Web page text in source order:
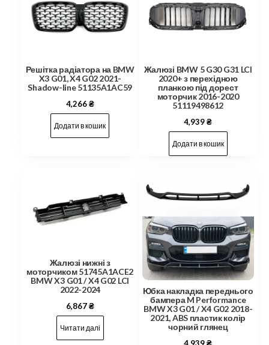
Решітка радіатора на BMW
X3 G01, X4 G02 2021-
Shadow-line 51135A1AC59
4,266₴
Додати в кошик
Жалюзі BMW 5 G30 G31 LCI
2020+ з перехідною
планкою під дорест
моторчик 2016-2020
51119498612
4,939₴
Додати в кошик
Жалюзі нижні з
моторчиком 51745A1ACE2
BMW X3 G01 / X4 G02 LCI
2022-2024
6,867₴
Читати далі
Юбка накладка переднього
бампера M Performance
BMW X3 G01 / X4 G02 2018-
2021, ABS пластик колір
чорний глянец
4,939₴